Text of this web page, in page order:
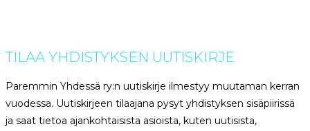
TILAA YHDISTYKSEN UUTISKIRJE
Paremmin Yhdessä ry:n uutiskirje ilmestyy muutaman kerran
vuodessa. Uutiskirjeen tilaajana pysyt yhdistyksen sisäpiirissä
ja saat tietoa ajankohtaisista asioista, kuten uutisista,